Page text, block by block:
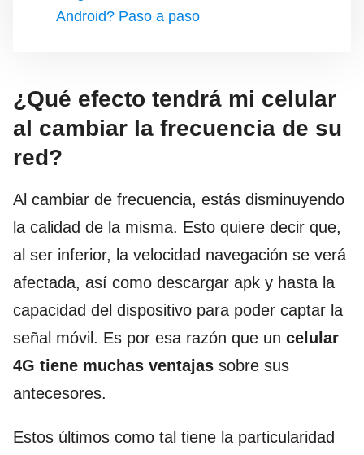
Android? Paso a paso
¿Qué efecto tendrá mi celular
al cambiar la frecuencia de su
red?
Al cambiar de frecuencia, estás disminuyendo
la calidad de la misma. Esto quiere decir que,
al ser inferior, la velocidad navegación se verá
afectada, así como descargar apk y hasta la
capacidad del dispositivo para poder captar la
señal móvil. Es por esa razón que un celular
4G tiene muchas ventajas sobre sus
antecesores.
Estos últimos como tal tiene la particularidad